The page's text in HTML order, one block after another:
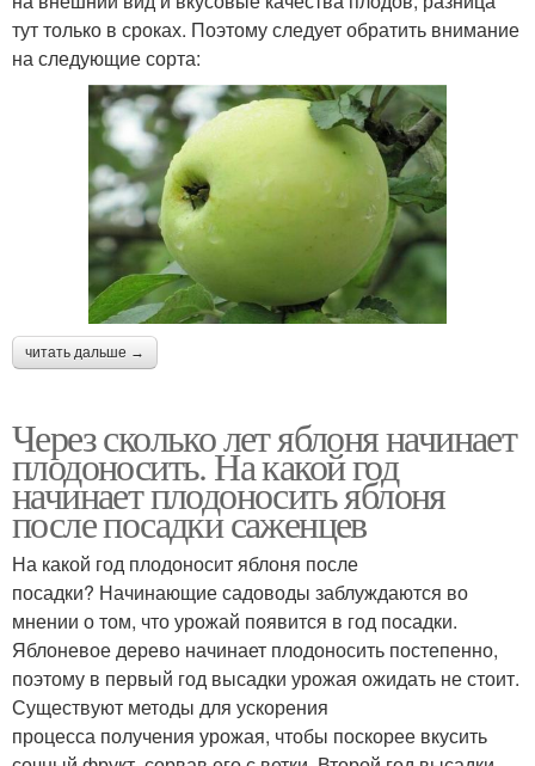
тут только в сроках. Поэтому следует обратить внимание
на следующие сорта:
читать дальше →
Через сколько лет яблоня начинает
плодоносить. На какой год
начинает плодоносить яблоня
после посадки саженцев
На какой год плодоносит яблоня после
посадки? Начинающие садоводы заблуждаются во
мнении о том, что урожай появится в год посадки.
Яблоневое дерево начинает плодоносить постепенно,
поэтому в первый год высадки урожая ожидать не стоит.
Существуют методы для ускорения
процесса получения урожая, чтобы поскорее вкусить